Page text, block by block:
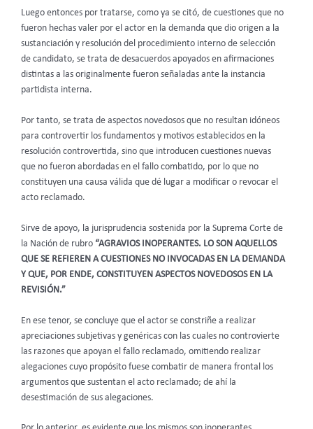
Luego entonces por tratarse, como ya se citó, de cuestiones que no
fueron hechas valer por el actor en la demanda que dio origen a la
sustanciación y resolución del procedimiento interno de selección
de candidato, se trata de desacuerdos apoyados en afirmaciones
distintas a las originalmente fueron señaladas ante la instancia
partidista interna.
Por tanto, se trata de aspectos novedosos que no resultan idóneos
para controvertir los fundamentos y motivos establecidos en la
resolución controvertida, sino que introducen cuestiones nuevas
que no fueron abordadas en el fallo combatido, por lo que no
constituyen una causa válida que dé lugar a modificar o revocar el
acto reclamado.
Sirve de apoyo, la jurisprudencia sostenida por la Suprema Corte de
la Nación de rubro “AGRAVIOS INOPERANTES. LO SON AQUELLOS
QUE SE REFIEREN A CUESTIONES NO INVOCADAS EN LA DEMANDA
Y QUE, POR ENDE, CONSTITUYEN ASPECTOS NOVEDOSOS EN LA
REVISIÓN.”
En ese tenor, se concluye que el actor se constriñe a realizar
apreciaciones subjetivas y genéricas con las cuales no controvierte
las razones que apoyan el fallo reclamado, omitiendo realizar
alegaciones cuyo propósito fuese combatir de manera frontal los
argumentos que sustentan el acto reclamado; de ahí la
desestimación de sus alegaciones.